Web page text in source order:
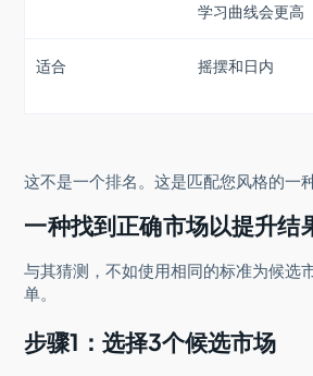
学习曲线会更高
适合 摇摆和日内
这不是一个排名。这是匹配您风格的一
一种找到正确市场以提升结
与其猜测，不如使用相同的标准为候选
单。
步骤1：选择3个候选市场